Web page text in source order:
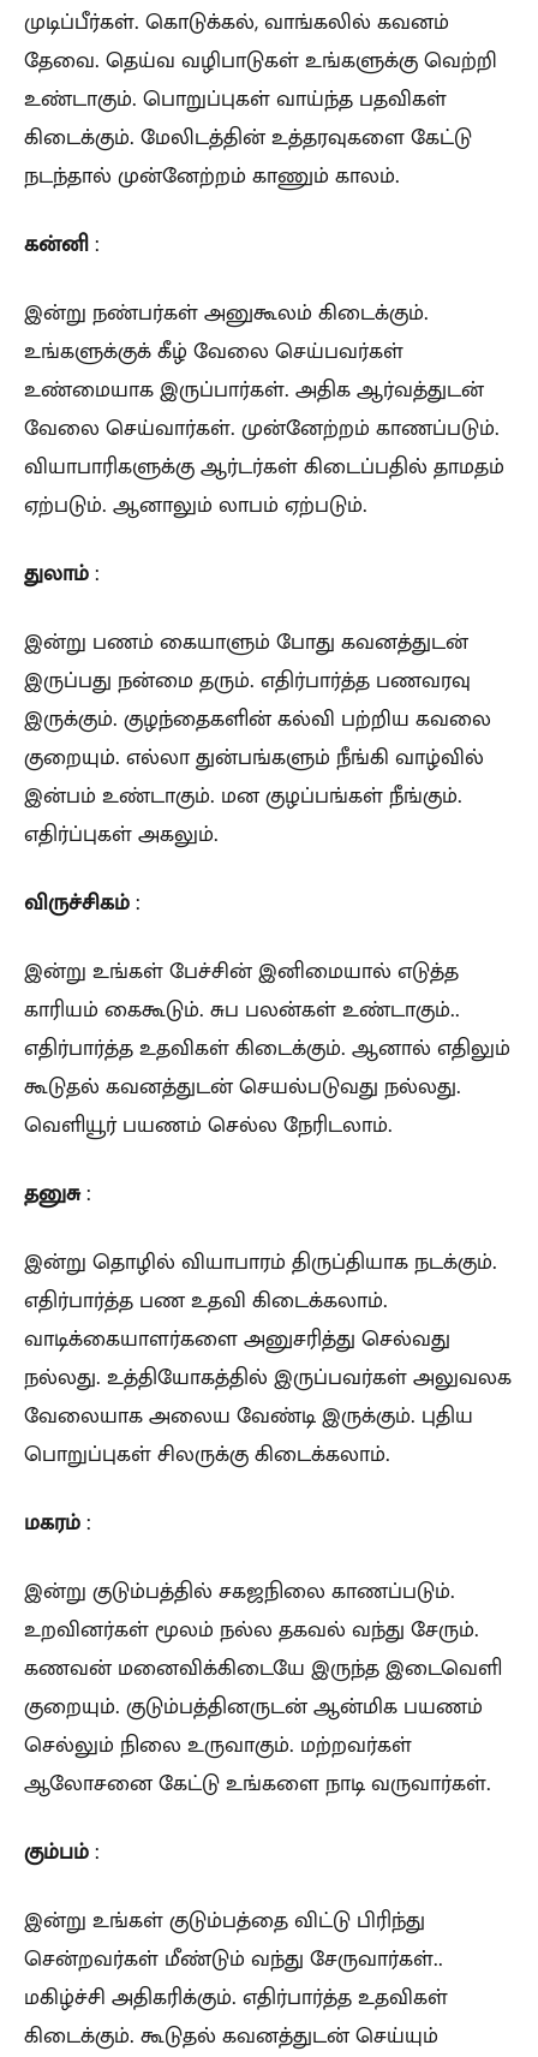
முடிப்பீர்கள். கொடுக்கல், வாங்கலில் கவனம்
தேவை. தெய்வ வழிபாடுகள் உங்களுக்கு வெற்றி
உண்டாகும். பொறுப்புகள் வாய்ந்த பதவிகள்
கிடைக்கும். மேலிடத்தின் உத்தரவுகளை கேட்டு
நடந்தால் முன்னேற்றம் காணும் காலம்.
கன்னி :
இன்று நண்பர்கள் அனுகூலம் கிடைக்கும்.
உங்களுக்குக் கீழ் வேலை செய்பவர்கள்
உண்மையாக இருப்பார்கள். அதிக ஆர்வத்துடன்
வேலை செய்வார்கள். முன்னேற்றம் காணப்படும்.
வியாபாரிகளுக்கு ஆர்டர்கள் கிடைப்பதில் தாமதம்
ஏற்படும். ஆனாலும் லாபம் ஏற்படும்.
துலாம் :
இன்று பணம் கையாளும் போது கவனத்துடன்
இருப்பது நன்மை தரும். எதிர்பார்த்த பணவரவு
இருக்கும். குழந்தைகளின் கல்வி பற்றிய கவலை
குறையும். எல்லா துன்பங்களும் நீங்கி வாழ்வில்
இன்பம் உண்டாகும். மன குழப்பங்கள் நீங்கும்.
எதிர்ப்புகள் அகலும்.
விருச்சிகம் :
இன்று உங்கள் பேச்சின் இனிமையால் எடுத்த
காரியம் கைகூடும். சுப பலன்கள் உண்டாகும்..
எதிர்பார்த்த உதவிகள் கிடைக்கும். ஆனால் எதிலும்
கூடுதல் கவனத்துடன் செயல்படுவது நல்லது.
வெளியூர் பயணம் செல்ல நேரிடலாம்.
தனுசு:
இன்று தொழில் வியாபாரம் திருப்தியாக நடக்கும்.
எதிர்பார்த்த பண உதவி கிடைக்கலாம்.
வாடிக்கையாளர்களை அனுசரித்து செல்வது
நல்லது. உத்தியோகத்தில் இருப்பவர்கள் அலுவலக
வேலையாக அலைய வேண்டி இருக்கும். புதிய
பொறுப்புகள் சிலருக்கு கிடைக்கலாம்.
மகரம் :
இன்று குடும்பத்தில் சகஜநிலை காணப்படும்.
உறவினர்கள் மூலம் நல்ல தகவல் வந்து சேரும்.
கணவன் மனைவிக்கிடையே இருந்த இடைவெளி
குறையும். குடும்பத்தினருடன் ஆன்மிக பயணம்
செல்லும் நிலை உருவாகும். மற்றவர்கள்
ஆலோசனை கேட்டு உங்களை நாடி வருவார்கள்.
கும்பம் :
இன்று உங்கள் குடும்பத்தை விட்டு பிரிந்து
சென்றவர்கள் மீண்டும் வந்து சேருவார்கள்..
மகிழ்ச்சி அதிகரிக்கும். எதிர்பார்த்த உதவிகள்
கிடைக்கும். கூடுதல் கவனத்துடன் செய்யும்